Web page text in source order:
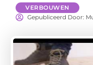
VERBOUWEN
Gepubliceerd Door: